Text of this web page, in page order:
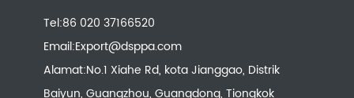
Tel:86 020 37166520
Email:Export@dsppa.com
Alamat:No.1 Xiahe Rd, kota Jianggao, Distrik
Baiyun, Guangzhou, Guangdong, Tiongkok